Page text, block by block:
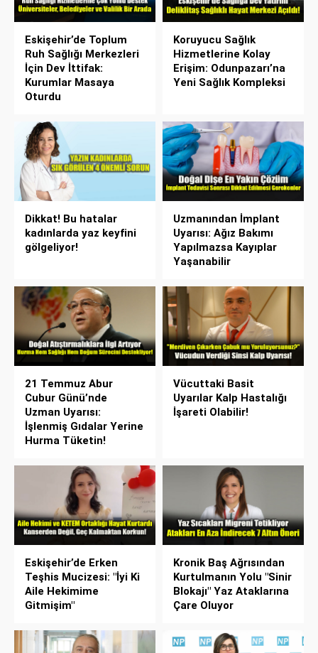
Eskişehir’de Toplum
Ruh Sağlığı Merkezleri
İçin Dev İttifak:
Kurumlar Masaya
Oturdu
Koruyucu Sağlık
Hizmetlerine Kolay
Erişim: Odunpazarı’na
Yeni Sağlık Kompleksi
Dikkat! Bu hatalar
kadınlarda yaz keyfini
gölgeliyor!
Uzmanından İmplant
Uyarısı: Ağız Bakımı
Yapılmazsa Kayıplar
Yaşanabilir
21 Temmuz Abur
Cubur Günü’nde
Uzman Uyarısı:
İşlenmiş Gıdalar Yerine
Hurma Tüketin!
Vücuttaki Basit
Uyarılar Kalp Hastalığı
İşareti Olabilir!
Eskişehir’de Erken
Teşhis Mucizesi: "İyi Ki
Aile Hekimime
Gitmişim"
Kronik Baş Ağrısından
Kurtulmanın Yolu "Sinir
Blokajı" Yaz Ataklarına
Çare Oluyor